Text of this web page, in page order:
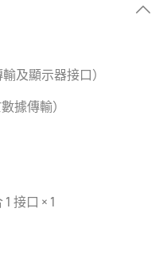
及顯示器接口）
據傳輸）
接口 × 1